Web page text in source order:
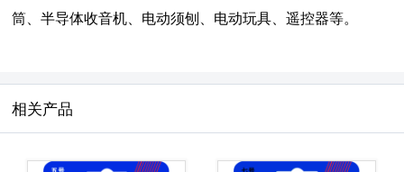
筒、半导体收音机、电动须刨、电动玩具、遥控器等。
相关产品